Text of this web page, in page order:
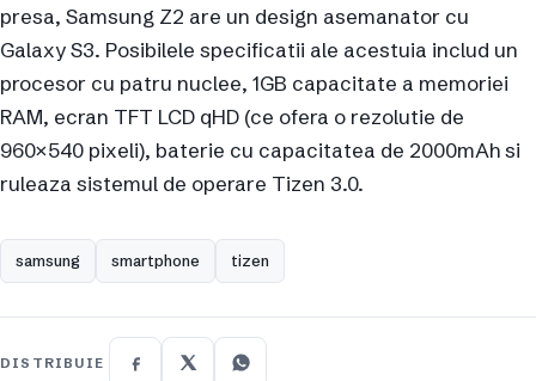
presa, Samsung Z2 are un design asemanator cu
Galaxy S3. Posibilele specificatii ale acestuia includ un
procesor cu patru nuclee, 1GB capacitate a memoriei
RAM, ecran TFT LCD qHD (ce ofera o rezolutie de
960×540 pixeli), baterie cu capacitatea de 2000mAh si
ruleaza sistemul de operare Tizen 3.0.
samsung smartphone tizen
DISTRIBUIE